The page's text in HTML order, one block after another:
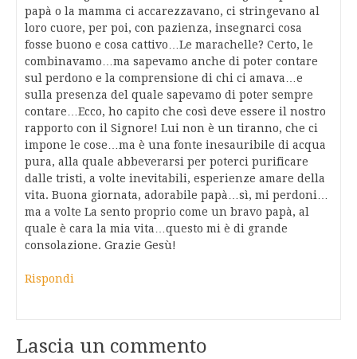
papà o la mamma ci accarezzavano, ci stringevano al
loro cuore, per poi, con pazienza, insegnarci cosa
fosse buono e cosa cattivo…Le marachelle? Certo, le
combinavamo…ma sapevamo anche di poter contare
sul perdono e la comprensione di chi ci amava…e
sulla presenza del quale sapevamo di poter sempre
contare…Ecco, ho capito che così deve essere il nostro
rapporto con il Signore! Lui non è un tiranno, che ci
impone le cose…ma è una fonte inesauribile di acqua
pura, alla quale abbeverarsi per poterci purificare
dalle tristi, a volte inevitabili, esperienze amare della
vita. Buona giornata, adorabile papà…sì, mi perdoni…
ma a volte La sento proprio come un bravo papà, al
quale è cara la mia vita…questo mi è di grande
consolazione. Grazie Gesù!
Rispondi
Lascia un commento